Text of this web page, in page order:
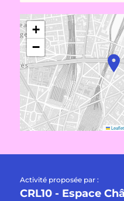
+
−
Leaflet
Activité proposée par :
CRL10 - Espace